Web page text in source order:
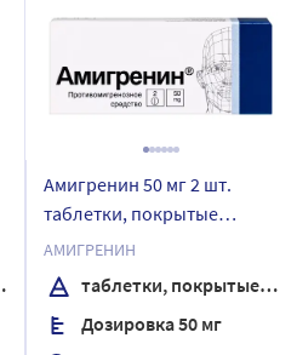
Амигренин 50 мг 2 шт.
таблетки, покрытые
пленочной оболочкой
АМИГРЕНИН
таблетки, покрытые пленочной оболочкой
Дозировка 50 мг